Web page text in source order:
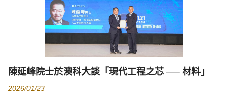
陳延峰院士於澳科大談「現代工程之芯 ── 材料」
2026/01/23